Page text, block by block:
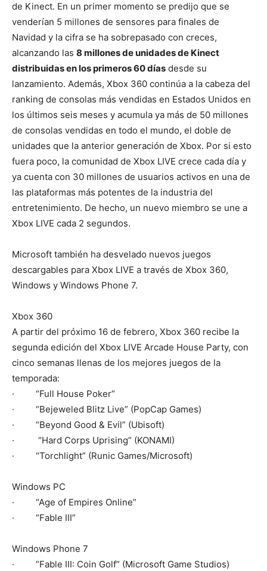
de Kinect. En un primer momento se predijo que se
venderían 5 millones de sensores para finales de
Navidad y la cifra se ha sobrepasado con creces,
alcanzando las 8 millones de unidades de Kinect
distribuidas en los primeros 60 días desde su
lanzamiento. Además, Xbox 360 continúa a la cabeza del
ranking de consolas más vendidas en Estados Unidos en
los últimos seis meses y acumula ya más de 50 millones
de consolas vendidas en todo el mundo, el doble de
unidades que la anterior generación de Xbox. Por si esto
fuera poco, la comunidad de Xbox LIVE crece cada día y
ya cuenta con 30 millones de usuarios activos en una de
las plataformas más potentes de la industria del
entretenimiento. De hecho, un nuevo miembro se une a
Xbox LIVE cada 2 segundos.
Microsoft también ha desvelado nuevos juegos
descargables para Xbox LIVE a través de Xbox 360,
Windows y Windows Phone 7.
Xbox 360
A partir del próximo 16 de febrero, Xbox 360 recibe la
segunda edición del Xbox LIVE Arcade House Party, con
cinco semanas llenas de los mejores juegos de la
temporada:
· “Full House Poker”
· “Bejeweled Blitz Live” (PopCap Games)
· “Beyond Good & Evil” (Ubisoft)
· “Hard Corps Uprising” (KONAMI)
· “Torchlight” (Runic Games/Microsoft)
Windows PC
· “Age of Empires Online”
· “Fable III”
Windows Phone 7
· “Fable III: Coin Golf” (Microsoft Game Studios)